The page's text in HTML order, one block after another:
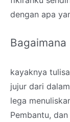
dengan apa
kayaknya
jujur dari
lega
Pembantu,